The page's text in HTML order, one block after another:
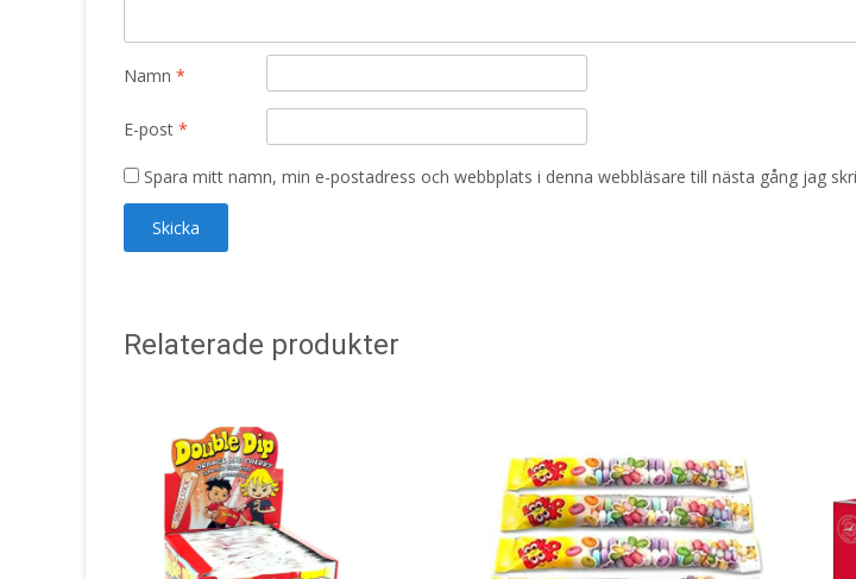
Namn *
E-post *
Spara mitt namn, min e-postadress och webbplats i denna webbläsare till nästa gång jag
Relaterade produkter